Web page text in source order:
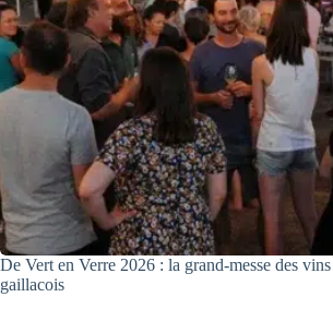
De Vert en Verre 2026 : la grand-messe des
gaillacois